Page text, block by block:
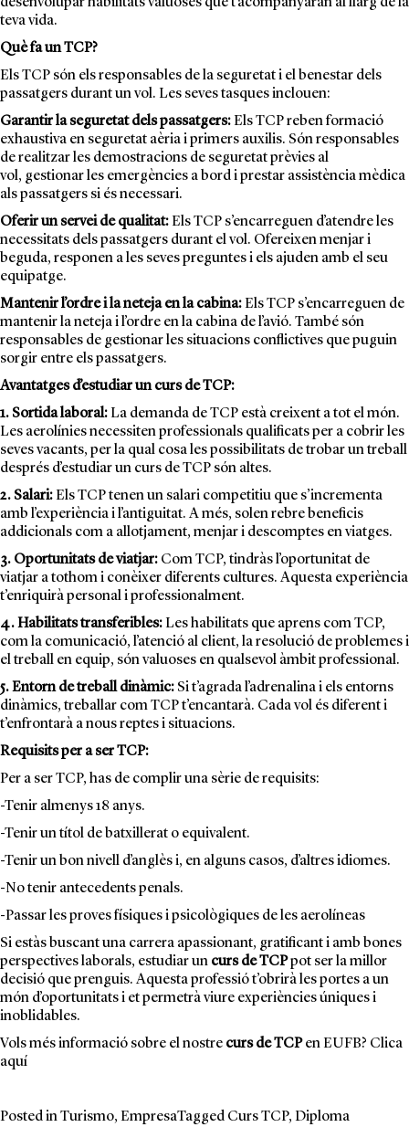
teva vida.
Què fa un TCP?
Els TCP són els responsables de la seguretat i el benestar dels
passatgers durant un vol. Les seves tasques inclouen:
Garantir la seguretat dels passatgers:Els TCP reben formació
exhaustiva en seguretat aèria i primers auxilis. Són responsables
de realitzar les demostracions de seguretat prèvies al
vol, gestionar les emergències a bord i prestar assistència mèdica
als passatgers si és necessari.
Oferir un servei de qualitat:Els TCP s’encarreguen d’atendre les
necessitats dels passatgers durant el vol. Ofereixen menjar i
beguda, responen a les seves preguntes i els ajuden amb el seu
equipatge.
Mantenir l’ordre i la neteja en la cabina:Els TCP s’encarreguen de
mantenir la neteja i l’ordre en la cabina de l’avió. També són
responsables de gestionar les situacions conflictives que puguin
sorgir entre els passatgers.
Avantatges d’estudiar un curs de TCP:
1. Sortida laboral:La demanda de TCP està creixent a tot el món.
Les aerolínies necessiten professionals qualificats per a cobrir les
seves vacants, per la qual cosa les possibilitats de trobar un treball
després d’estudiar un curs de TCP són altes.
2. Salari:Els TCP tenen un salari competitiu que s’incrementa
amb l’experiència i l’antiguitat. A més, solen rebre beneficis
addicionals com a allotjament, menjar i descomptes en viatges.
3. Oportunitats de viatjar: Com TCP, tindràs l’oportunitat de
viatjar a tothom i conèixer diferents cultures. Aquesta experiència
t’enriquirà personal i professionalment.
4. Habilitats transferibles:Les habilitats que aprens comTCP,
com la comunicació, l’atenció al client, la resolució de problemes i
el treball en equip, són valuoses en qualsevol àmbit professional.
5. Entorn de treball dinàmic: Si t’agrada l’adrenalina i els entorns
dinàmics, treballar com TCP t’encantarà. Cada vol és diferent i
t’enfrontarà a nous reptes i situacions.
Requisits per a ser TCP:
Per a ser TCP, has de complir una sèrie de requisits:
-Tenir almenys 18 anys.
-Tenir un títol de batxillerat o equivalent.
-Tenir un bon nivell d’anglès i, en alguns casos, d’altres idiomes.
-No tenir antecedents penals.
-Passar les proves físiques i psicològiques de les aerolíneas
Si estàs buscant una carrera apassionant, gratificant i amb bones
perspectives laborals, estudiar un curs de TCPpot ser la millor
decisió que prenguis. Aquesta professió t’obrirà les portes a un
món d’oportunitats i et permetrà viure experiències úniques i
inoblidables.
Vols més informació sobre el nostre curs de TCPen EUFB? Clica
aquí
Posted inTurismo, EmpresaTagged Curs TCP, Diploma